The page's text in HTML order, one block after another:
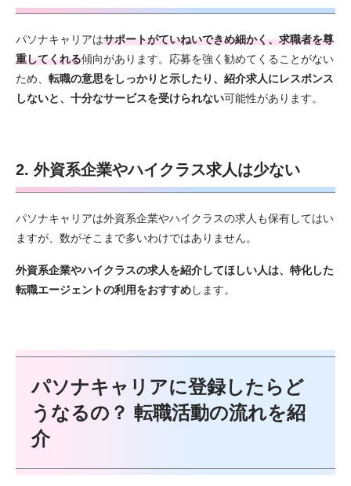
パソナキャリアはサポートがていねいできめ細かく、求職者を尊
重してくれる傾向があります。応募を強く勧めてくることがない
ため、 転職の意思をしっかりと示したり、紹介求人にレスポンス
しないと、十分なサービスを受けられない可能性があります。
2. 外資系企業やハイクラス求人は少ない
パソナキャリアは外資系企業やハイクラスの求人も保有してはい
ますが、数がそこまで多いわけではありません。
外資系企業やハイクラスの求人を紹介してほしい人は、特化した
転職エージェントの利用をおすすめします。
パソナキャリアに登録したらど
うなるの？ 転職活動の流れを紹
介